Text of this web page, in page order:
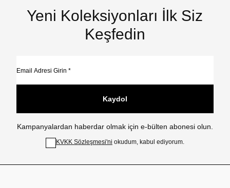
Yeni Koleksiyonları İlk Siz
Keşfedin
Kaydol
Kampanyalardan haberdar olmak için e-bülten abonesi olun.
KVKK Sözleşmesi'ni okudum, kabul ediyorum.